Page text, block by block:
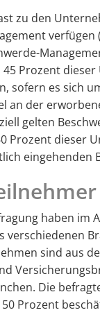
zu den
Prozent
sofern es sich
an der
gelten
Prozent dieser
eingehenden
haben im
verschiedenen
sind aus
Die
Prozent